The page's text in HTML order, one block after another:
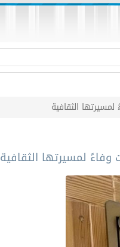
الثقافية
لمسيرتها الثقافية